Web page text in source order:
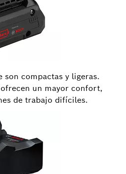
son compactas y ligeras.
un mayor confort,
de trabajo difíciles.